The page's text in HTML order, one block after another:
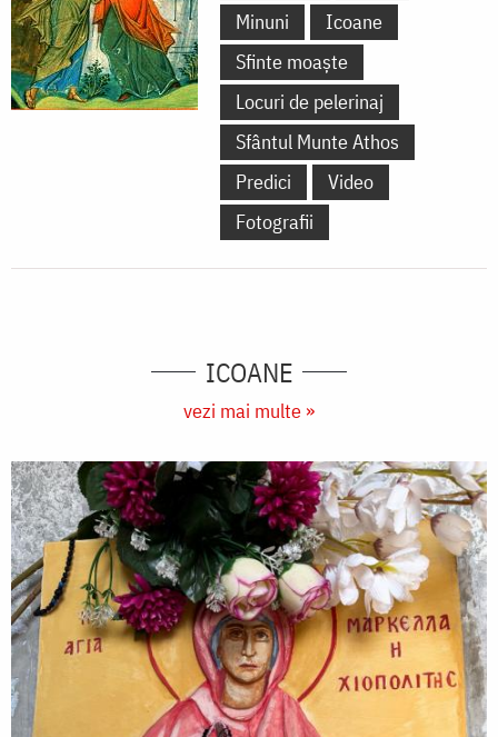
Minuni
Icoane
Sfinte moaște
Locuri de pelerinaj
Sfântul Munte Athos
Predici
Video
Fotografii
ICOANE
vezi mai multe »